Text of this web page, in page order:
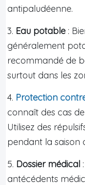
antipaludéenne.
3. Eau potable :
généralement
recommandé de
surtout dans les
4. Protection
connaît des cas
Utilisez des
pendant la saison
5. Dossier médical
antécédents